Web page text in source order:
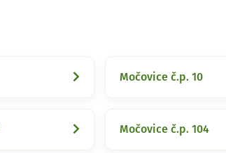
Močovice č.p. 10
Močovice č.p. 104